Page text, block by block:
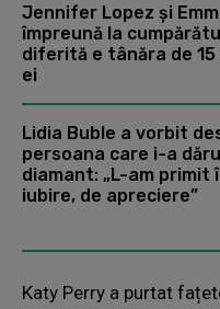
Jennifer Lopez și
împreună la
diferită e tânăra de 15
ei
Lidia Buble a vorbit
persoana care i-a
diamant: „L-am primit
iubire, de apreciere”
Katy Perry a purtat